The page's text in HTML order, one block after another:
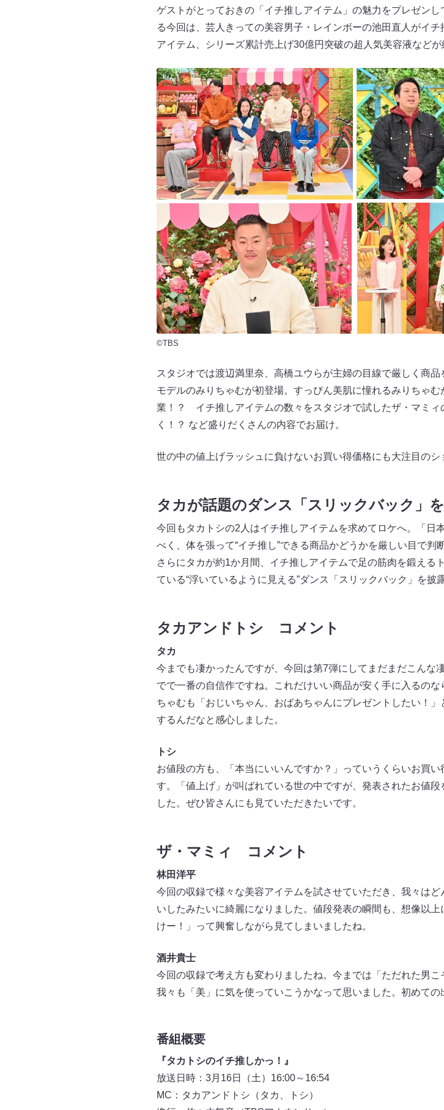
ゲストがとっておきの「イチ推しアイテム」の魅力をプレゼン
る今回は、芸人きっての美容男子・レインボーの池田直人がイ
アイテム、シリーズ累計売上げ30億円突破の超人気美容液などが
©TBS
スタジオでは渡辺満里奈、高橋ユウらが主婦の目線で厳しく商
モデルのみりちゃむが初登場。すっぴん美肌に憧れるみりちゃ
業！？ イチ推しアイテムの数々をスタジオで試したザ・マミィ
く！？ など盛りだくさんの内容でお届け。
世の中の値上げラッシュに負けないお買い得価格にも大注目のシ
タカが話題のダンス「スリックバック」
今回もタカトシの2人はイチ推しアイテムを求めてロケへ。「日
べく、体を張って“イチ推し”できる商品かどうかを厳しい目で判
さらにタカが約1か月間、イチ推しアイテムで足の筋肉を鍛える
ている“浮いているように見える”ダンス「スリックバック」を
タカアンドトシ コメント
タカ
今までも凄かったんですが、今回は第7弾にしてまだまだこんな
でで一番の自信作ですね。これだけいい商品が安く手に入るの
ちゃむも「おじいちゃん、おばあちゃんにプレゼントしたい！
するんだなと感心しました。
トシ
お値段の方も、「本当にいいんですか？」っていうくらいお買
す。「値上げ」が叫ばれている世の中ですが、発表されたお値
した。ぜひ皆さんにも見ていただきたいです。
ザ・マミィ コメント
林田洋平
今回の収録で様々な美容アイテムを試させていただき、我々は
いしたみたいに綺麗になりました。値段発表の瞬間も、想像以
けー！」って興奮しながら見てしまいましたね。
酒井貴士
今回の収録で考え方も変わりましたね。今までは「ただれた男
我々も「美」に気を使っていこうかなって思いました。初めての
番組概要
『タカトシのイチ推しかっ！』
放送日時：3月16日（土）16:00～16:54
MC：タカアンドトシ（タカ、トシ）